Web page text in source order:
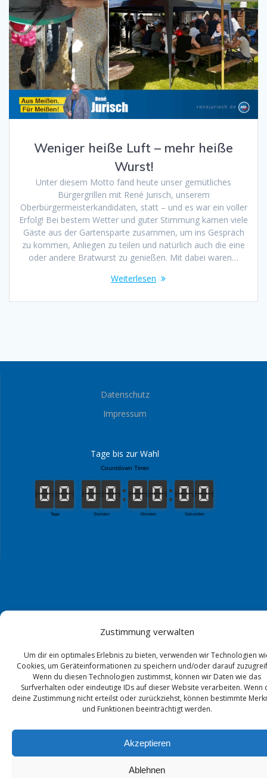
Zustimmung verwalten
Um dir ein optimales Erlebnis zu bieten, verwenden wir Technologien
Cookies, um Geräteinformationen zu speichern und/oder darauf
Wenn du diesen Technologien zustimmst, können wir Daten wie das
Surfverhalten oder eindeutige IDs auf dieser Website verarbeiten. Wenn
deine Zustimmung nicht erteilst oder zurückziehst, können bestimmte
und Funktionen beeinträchtigt werden.
Akzeptieren
Ablehnen
Weniger heiße Luft – mehr heiße
Wurst!
Unter diesem Motto fand heute unser gemütliches
Bürgergrillen mit René Jurisch, unserem
Oberbürgermeisterkandidaten, statt – und es war ein voller
Erfolg! Bei bestem Wetter und guter Stimmung kamen viele
Gäste aus der Gartensparte zusammen, um ins Gespräch
zu kommen, Anliegen zu teilen und natürlich auch die eine
oder andere Bratwurst zu genießen. Mit dabei waren…
Weiterlesen
Datenschutz
Impressum
Tage bis zur Wahl